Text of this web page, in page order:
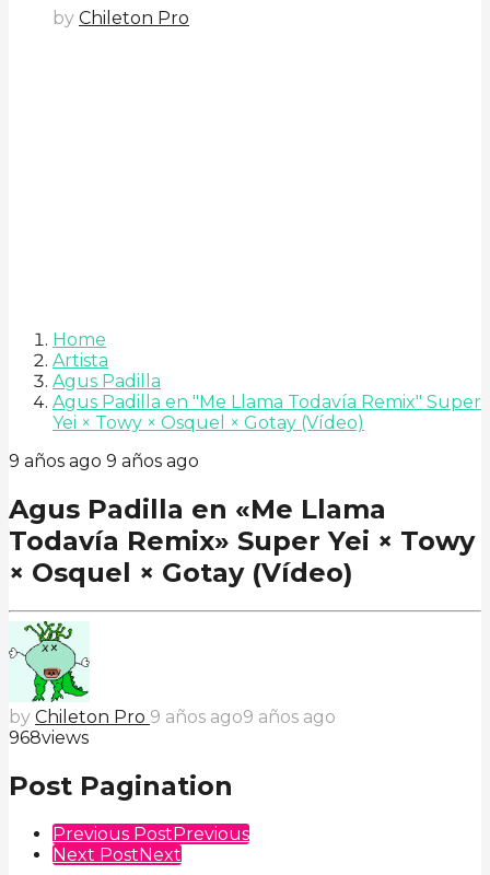
by Chileton Pro
Home
Artista
Agus Padilla
Agus Padilla en "Me Llama Todavía Remix" Super
Yei × Towy × Osquel × Gotay (Vídeo)
9 años ago 9 años ago
Agus Padilla en «Me Llama
Todavía Remix» Super Yei × Towy
× Osquel × Gotay (Vídeo)
by Chileton Pro 9 años ago9 años ago
968views
Post Pagination
Previous PostPrevious
Next PostNext